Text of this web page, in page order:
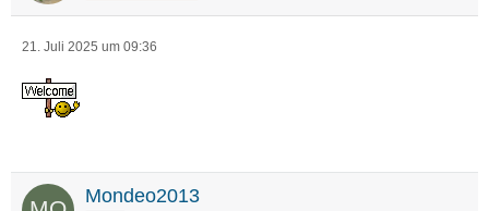
21. Juli 2025 um 09:36
Mondeo2013